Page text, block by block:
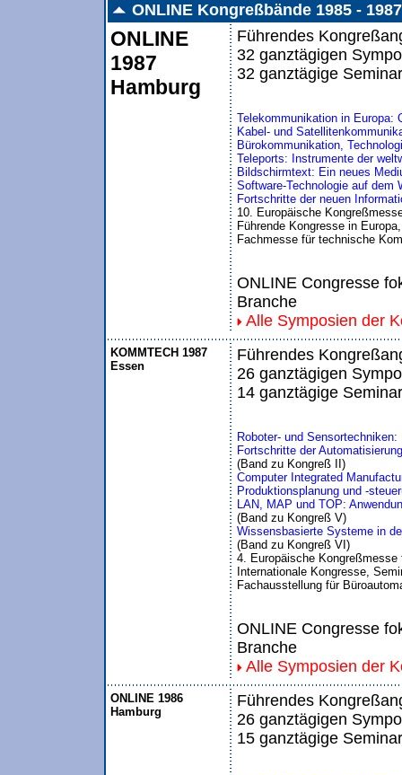
ONLINE Kongreßbände 1985 - 1987
ONLINE
1987
Hamburg
Führendes
32 ganztägigen
32 ganztägige
Telekommunikation in Europa:
Kabel- und
Bürokommunikation,
Teleports: Instrumente der
Bildschirmtext: Ein neues
Software-Technologie auf dem
Fortschritte der neuen
10. Europäische
Führende Kongresse in
Fachmesse für technische
ONLINE Congresse
Branche
Alle Symposien der
KOMMTECH 1987
Essen
Führendes
26 ganztägigen
14 ganztägige
Roboter- und
Fortschritte der
(Band zu Kongreß II)
Computer Integrated
Produktionsplanung und -
LAN, MAP und TOP:
(Band zu Kongreß V)
Wissensbasierte Systeme in
(Band zu Kongreß VI)
4. Europäische
Internationale Kongresse,
Fachausstellung für
ONLINE Congresse
Branche
Alle Symposien der
ONLINE 1986
Hamburg
Führendes
26 ganztägigen
15 ganztägige